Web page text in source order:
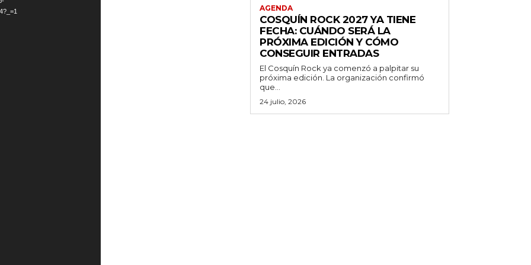
AGENDA
COSQUÍN ROCK 2027 YA TIENE
FECHA: CUÁNDO SERÁ LA
PRÓXIMA EDICIÓN Y CÓMO
CONSEGUIR ENTRADAS
El Cosquín Rock ya comenzó a palpitar su
próxima edición. La organización confirmó
que...
24 julio, 2026